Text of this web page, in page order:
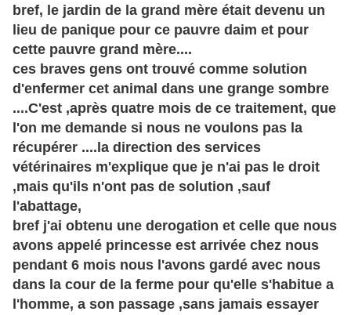
bref, le jardin de la grand mère était devenu un
lieu de panique pour ce pauvre daim et pour
cette pauvre grand mère....
ces braves gens ont trouvé comme solution
d'enfermer cet animal dans une grange sombre
....C'est ,après quatre mois de ce traitement, que
l'on me demande si nous ne voulons pas la
récupérer ....la direction des services
vétérinaires m'explique que je n'ai pas le droit
,mais qu'ils n'ont pas de solution ,sauf
l'abattage,
bref j'ai obtenu une derogation et celle que nous
avons appelé princesse est arrivée chez nous
pendant 6 mois nous l'avons gardé avec nous
dans la cour de la ferme pour qu'elle s'habitue a
l'homme, a son passage ,sans jamais essayer